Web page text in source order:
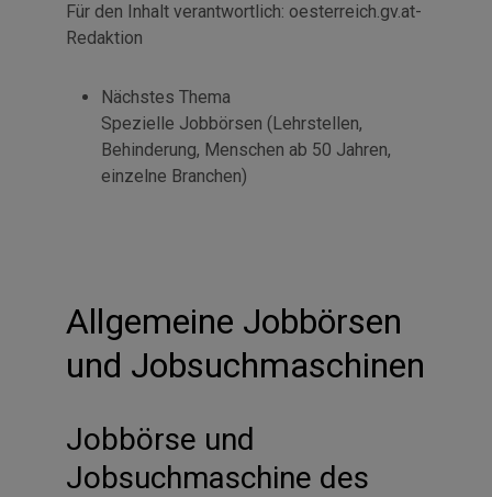
Für den Inhalt verantwortlich: oesterreich.gv.at-
Redaktion
Nächstes Thema
Spezielle Jobbörsen (Lehrstellen,
Behinderung, Menschen ab 50 Jahren,
einzelne Branchen)
Allgemeine Jobbörsen
und Jobsuchmaschinen
Jobbörse und
Jobsuchmaschine des